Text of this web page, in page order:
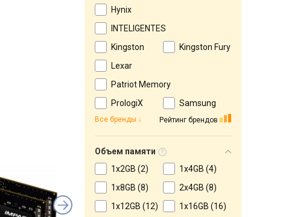
Hynix
INTELIGENTES
Kingston
Kingston Fury
Lexar
Patriot Memory
PrologiX
Samsung
Рейтинг брендов
Все бренды
Объем памяти
1x2GB (2)
1x4GB (4)
1x8GB (8)
2x4GB (8)
1x12GB (12)
1x16GB (16)